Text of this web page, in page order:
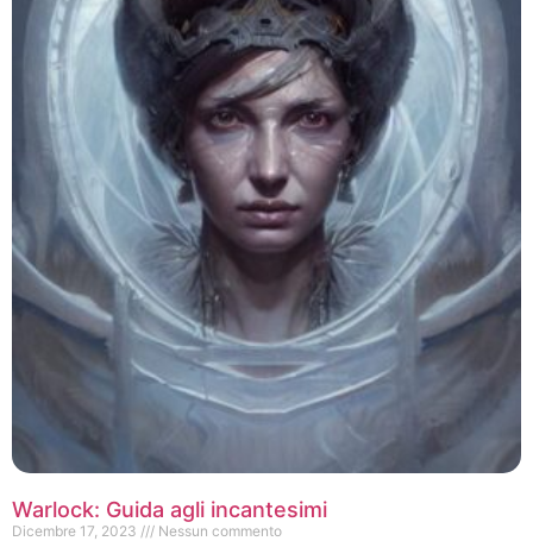
Warlock: Guida agli incantesimi
Dicembre 17, 2023 Nessun commento